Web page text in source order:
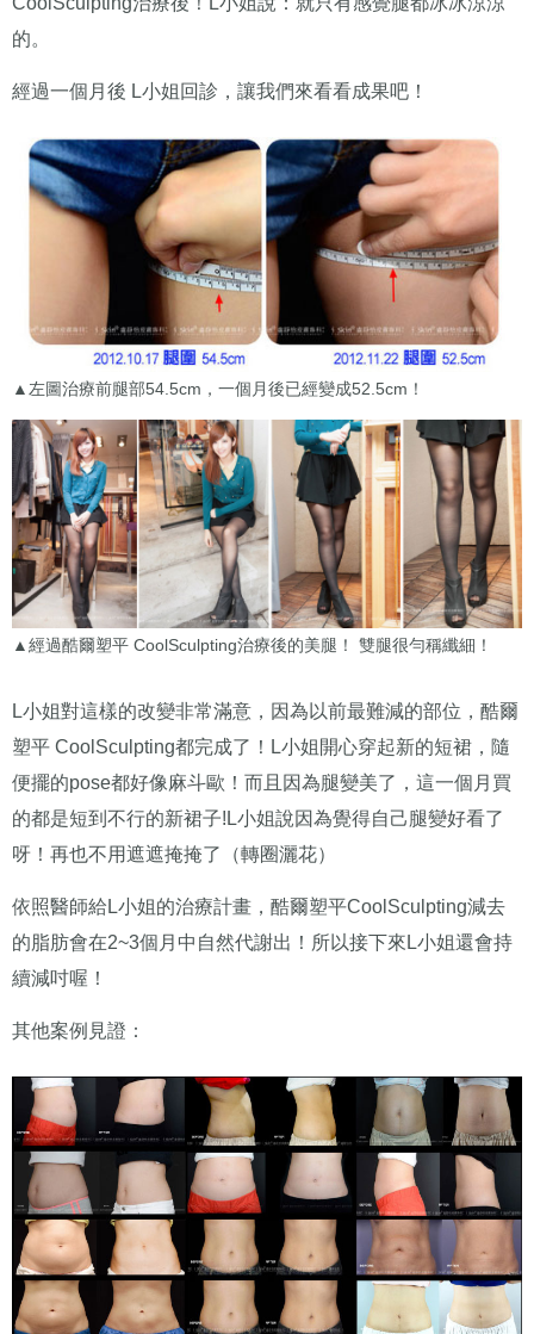
的。
經過一個月後 L小姐回診，讓我們來看看成果吧！
▲左圖治療前腿部54.5cm，一個月後已經變成52.5cm！
▲經過酷爾塑平 CoolSculpting治療後的美腿！ 雙腿很勻稱纖細！
L小姐對這樣的改變非常滿意，因為以前最難減的部位，酷爾
塑平 CoolSculpting都完成了！L小姐開心穿起新的短裙，隨
便擺的pose都好像麻斗歐！而且因為腿變美了，這一個月買
的都是短到不行的新裙子!L小姐說因為覺得自己腿變好看了
呀！再也不用遮遮掩掩了（轉圈灑花）
依照醫師給L小姐的治療計畫，酷爾塑平CoolSculpting減去
的脂肪會在2~3個月中自然代謝出！所以接下來L小姐還會持
續減吋喔！
其他案例見證：